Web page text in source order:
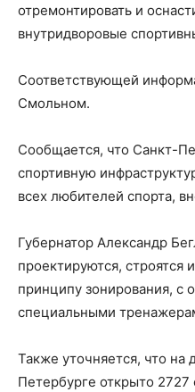
отремонтировать и
внутридворовые
Соответствующей
Смольном.
Сообщается, что Санкт-
спортивную
всех любителей спорта,
Губернатор Александр
проектируются, строятся
принципу зонирования, с
специальными
Также уточняется, что на
Петербурге открыто